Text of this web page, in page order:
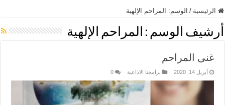
الرئيسية / الوسم: المراحم الإلهية
أرشيف الوسم : المراحم الإلهية
غنى المراحم
أبريل 14, 2020 برامجنا الاذاعية 0